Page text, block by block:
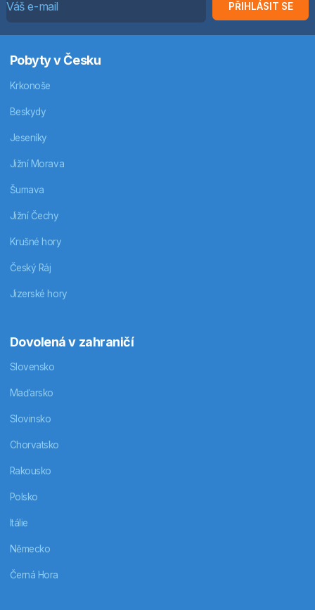
PŘIHLÁSIT SE
Pobyty v Česku
Krkonoše
Beskydy
Jeseníky
Jižní Morava
Šumava
Jižní Čechy
Krušné hory
Český Ráj
Jizerské hory
Dovolená v zahraničí
Slovensko
Maďarsko
Slovinsko
Chorvatsko
Rakousko
Polsko
Itálie
Německo
Černá Hora